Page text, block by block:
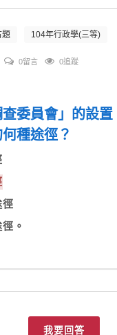
題 104年行政學(三等)
0留言 0追蹤
委員會」的設
種途徑？
徑
。
我要回答